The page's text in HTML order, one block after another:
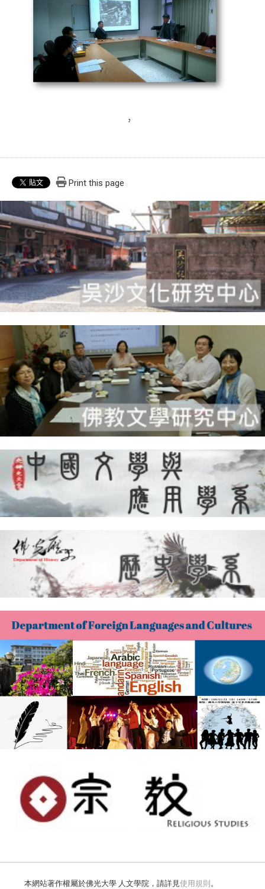
Print this page
本網站著作權屬於佛光大學 人文學院，請詳見 使用規則 。